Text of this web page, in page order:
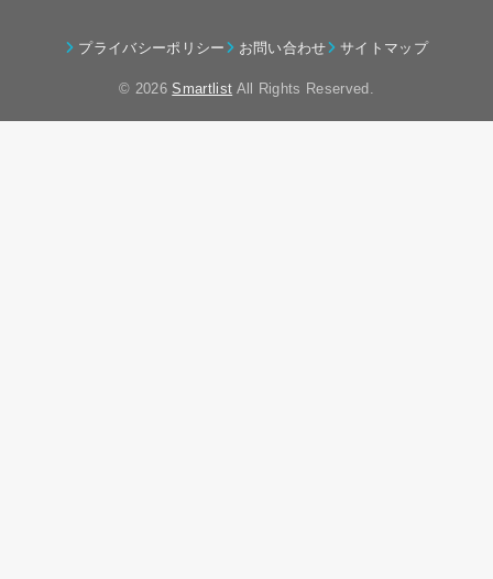
プライバシーポリシー お問い合わせ サイトマップ
© 2026Smartlist All Rights Reserved.